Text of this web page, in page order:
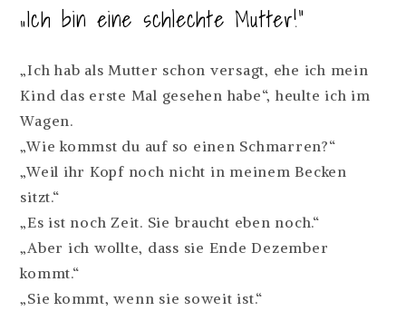
„Ich bin eine schlechte Mutter!“
„Ich hab als Mutter schon versagt, ehe ich mein
Kind das erste Mal gesehen habe“, heulte ich im
Wagen.
„Wie kommst du auf so einen Schmarren?“
„Weil ihr Kopf noch nicht in meinem Becken
sitzt.“
„Es ist noch Zeit. Sie braucht eben noch.“
„Aber ich wollte, dass sie Ende Dezember
kommt.“
„Sie kommt, wenn sie soweit ist.“